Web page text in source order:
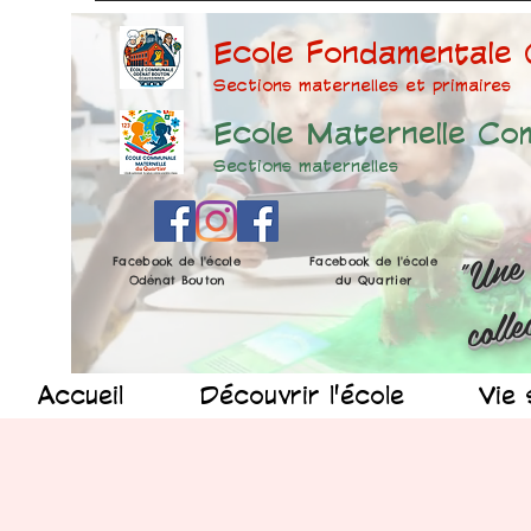
Ecole Fondamentale
Sections maternelles et primaires
Ecole Maternelle
Sections maternelles
Facebook de l'école
Odénat Bouton
Facebook de l'école
du Quartier
Accueil Découvrir l'école Vie